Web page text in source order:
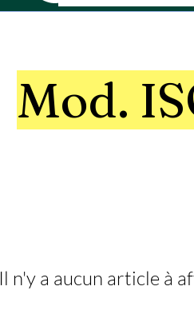
Mod.
Il n'y a aucun article à